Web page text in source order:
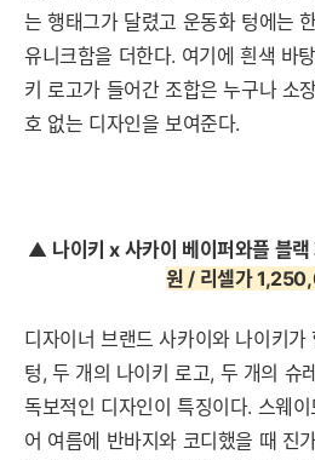
는 행태그가 달렸고 운동화 텅에는
유니크함을 더한다. 여기에 흰색 바
키 로고가 들어간 조합은 누구나 소
호 없는 디자인을 보여준다.
▲ 나이키 x 사카이 베이퍼와플 블랙
원 / 리셀가
디자이너 브랜드 사카이와 나이키
텅, 두 개의 나이키 로고, 두 개의 슈
독보적인 디자인이 특징이다. 스웨
어 여름에 반바지와 코디했을 때 진